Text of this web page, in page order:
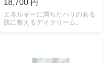
18,700 円
エネルギーに満ちたハリのある
肌に整えるデイクリーム。